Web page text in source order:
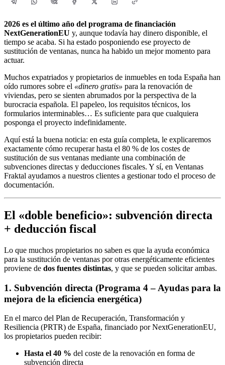
2026 es el último año del programa de financiación
NextGenerationEU y, aunque todavía hay dinero disponible, el
tiempo se acaba. Si ha estado posponiendo ese proyecto de
sustitución de ventanas, nunca ha habido un mejor momento para
actuar.
Muchos expatriados y propietarios de inmuebles en toda España han
oído rumores sobre el «dinero gratis» para la renovación de
viviendas, pero se sienten abrumados por la perspectiva de la
burocracia española. El papeleo, los requisitos técnicos, los
formularios interminables… Es suficiente para que cualquiera
posponga el proyecto indefinidamente.
Aquí está la buena noticia: en esta guía completa, le explicaremos
exactamente cómo recuperar hasta el 80 % de los costes de
sustitución de sus ventanas mediante una combinación de
subvenciones directas y deducciones fiscales. Y sí, en Ventanas
Fraktal ayudamos a nuestros clientes a gestionar todo el proceso de
documentación.
El «doble beneficio»: subvención directa
+ deducción fiscal
Lo que muchos propietarios no saben es que la ayuda económica
para la sustitución de ventanas por otras energéticamente eficientes
proviene de dos fuentes distintas, y que se pueden solicitar ambas.
1. Subvención directa (Programa 4 – Ayudas para la
mejora de la eficiencia energética)
En el marco del Plan de Recuperación, Transformación y
Resiliencia (PRTR) de España, financiado por NextGenerationEU,
los propietarios pueden recibir:
Hasta el 40 % del coste de la renovación en forma de
subvención directa